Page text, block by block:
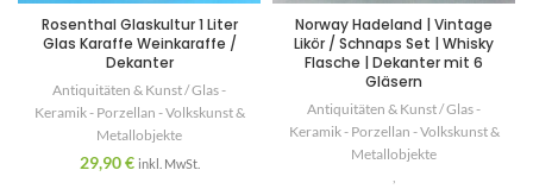
Rosenthal Glaskultur 1 Liter
Glas Karaffe Weinkaraffe /
Dekanter
Antiquitäten & Kunst / Glas -
Keramik - Porzellan - Volkskunst &
Metallobjekte
29,90€ inkl. MwSt.
Norway Hadeland | Vintage
Likör / Schnaps Set | Whisky
Flasche | Dekanter mit 6
Gläsern
Antiquitäten & Kunst / Glas -
Keramik - Porzellan - Volkskunst &
Metallobjekte
,